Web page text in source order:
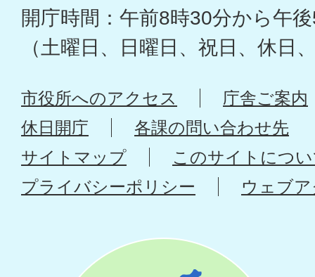
開庁時間：午前8時30分から午
（土曜日、日曜日、祝日、休日
市役所へのアクセス
庁舎ご案内
休日開庁
各課の問い合わせ先
サイトマップ
このサイトにつ
プライバシーポリシー
ウェブ